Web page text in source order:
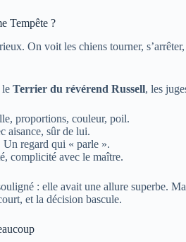
Tempête ?
On voit les chiens tourner,
le Terrier du révérend Russell, les
proportions, couleur, poil.
aisance, sûr de lui.
Un regard qui « parle ».
complicité avec le maître.
: elle avait une allure superbe.
et la décision bascule.